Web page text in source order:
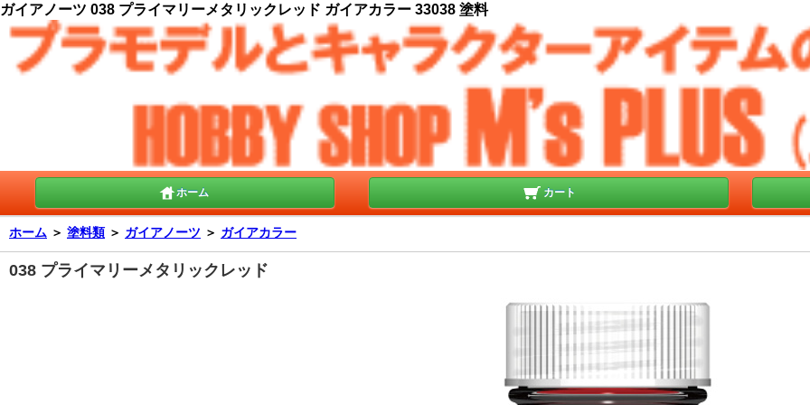
ガイアノーツ 038 プライマリーメタリックレッド ガイアカラー 33038 塗料
ホーム カート
ホーム ＞ 塗料類 ＞ ガイアノーツ ＞ ガイアカラー
038 プライマリーメタリックレッド